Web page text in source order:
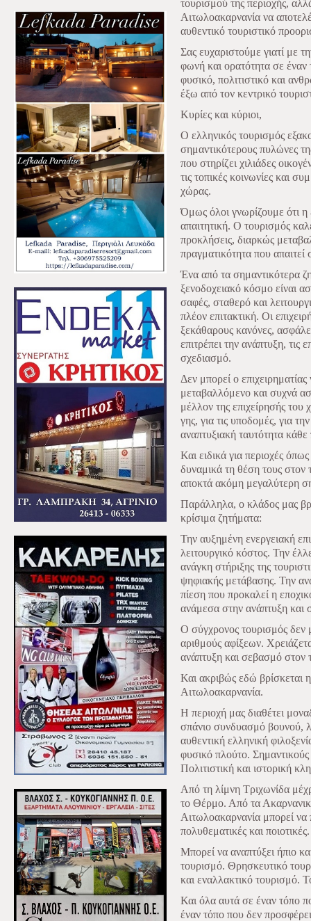
τουρισμού της περιοχής,
Αιτωλοακαρνανία να
αυθεντικό τουριστικό
Σας ευχαριστούμε γιατί με
φωνή και ορατότητα σε έναν
φυσικό, πολιτιστικό και
έξω από τον κεντρικό
Κυρίες και κύριοι,
Ο ελληνικός τουρισμός
σημαντικότερους πυλώνες
που στηρίζει χιλιάδες
τις τοπικές κοινωνίες και
χώρας.
Όμως όλοι γνωρίζουμε ότι η
απαιτητική. Ο τουρισμός
προκλήσεις, διαρκώς
πραγματικότητα που
Ένα από τα σημαντικότερα
ξενοδοχειακό κόσμο είναι
σαφές, σταθερό και
πλέον επιτακτική. Οι
ξεκάθαρους κανόνες,
επιτρέπει την ανάπτυξη,
σχεδιασμό.
Δεν μπορεί ο
μεταβαλλόμενο και συχνά
μέλλον της επιχείρησής του
γης, για τις υποδομές, για
αναπτυξιακή ταυτότητα κάθε
Και ειδικά για περιοχές
δυναμικά τη θέση τους στον
αποκτά ακόμη μεγαλύτερη
Παράλληλα, ο κλάδος μας
κρίσιμα ζητήματα:
Την αυξημένη ενεργειακή
λειτουργικό κόστος. Την
ανάγκη στήριξης της
ψηφιακής μετάβασης. Την
πίεση που προκαλεί η
ανάμεσα στην ανάπτυξη και
Ο σύγχρονος τουρισμός δεν
αριθμούς αφίξεων.
ανάπτυξη και σεβασμό στον
Και ακριβώς εδώ βρίσκεται
Αιτωλοακαρνανία.
Η περιοχή μας διαθέτει
σπάνιο συνδυασμό βουνού,
αυθεντική ελληνική
φυσικό πλούτο.
Πολιτιστική και ιστορική
Από τη λίμνη Τριχωνίδα
το Θέρμο. Από τα
Αιτωλοακαρνανία μπορεί να
πολυθεματικές και ποιοτικές.
Μπορεί να αναπτύξει ήπιο
τουρισμό. Θρησκευτικό
και εναλλακτικό τουρισμό.
Και όλα αυτά σε έναν τόπο
έναν τόπο που δεν